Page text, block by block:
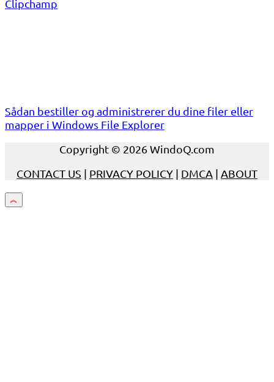
Clipchamp
Sådan bestiller og administrerer du dine filer eller
mapper i Windows File Explorer
Copyright © 2026 WindoQ.com
CONTACT US | PRIVACY POLICY | DMCA | ABOUT